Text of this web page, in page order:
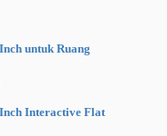
untuk Ruang
Interactive Flat